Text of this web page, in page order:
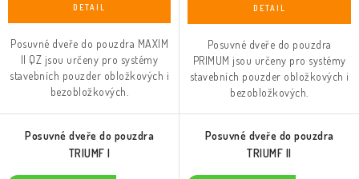
Posuvné dveře do pouzdra MAXIM
II QZ jsou určeny pro systémy
stavebních pouzder obložkových i
bezobložkových.
Posuvné dveře do pouzdra
PRIMUM jsou určeny pro systémy
stavebních pouzder obložkových i
bezobložkových.
Posuvné dveře do pouzdra
TRIUMF I
Posuvné dveře do pouzdra
TRIUMF II